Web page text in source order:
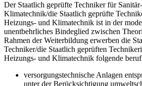
Der Staatlich geprüfte Techniker für
Klimatechnik/die Staatlich geprüfte
Heizungs- und Klimatechnik ist in der
unentbehrliches Bindeglied zwischen
Rahmen der Weiterbildung erwerben die
Techniker/die Staatlich geprüften
Heizungs- und Klimatechnik folgende
versorgungstechnische Anlagen
unter der Berück­sichtigung